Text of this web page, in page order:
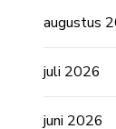
augustus
juli 2026
juni 2026